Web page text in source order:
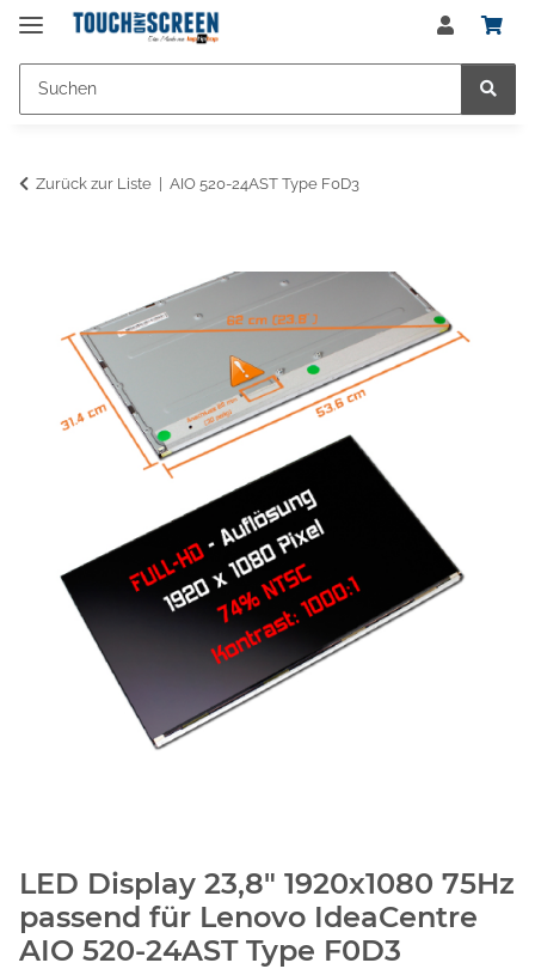
Zurück zur Liste AIO 520-24AST Type F0D3
LED Display 23,8" 1920x1080 75Hz
passend für Lenovo IdeaCentre
AIO 520-24AST Type F0D3